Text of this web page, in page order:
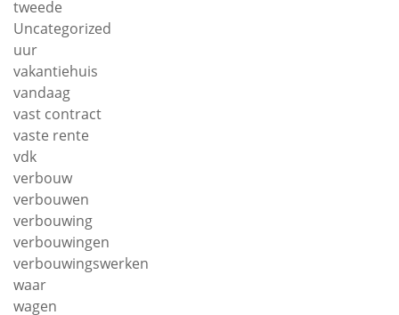
tweede
Uncategorized
uur
vakantiehuis
vandaag
vast contract
vaste rente
vdk
verbouw
verbouwen
verbouwing
verbouwingen
verbouwingswerken
waar
wagen